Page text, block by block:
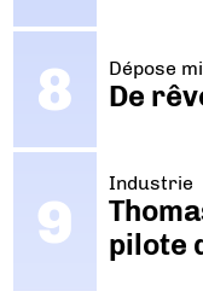
Dépose
De
Industrie
pilote